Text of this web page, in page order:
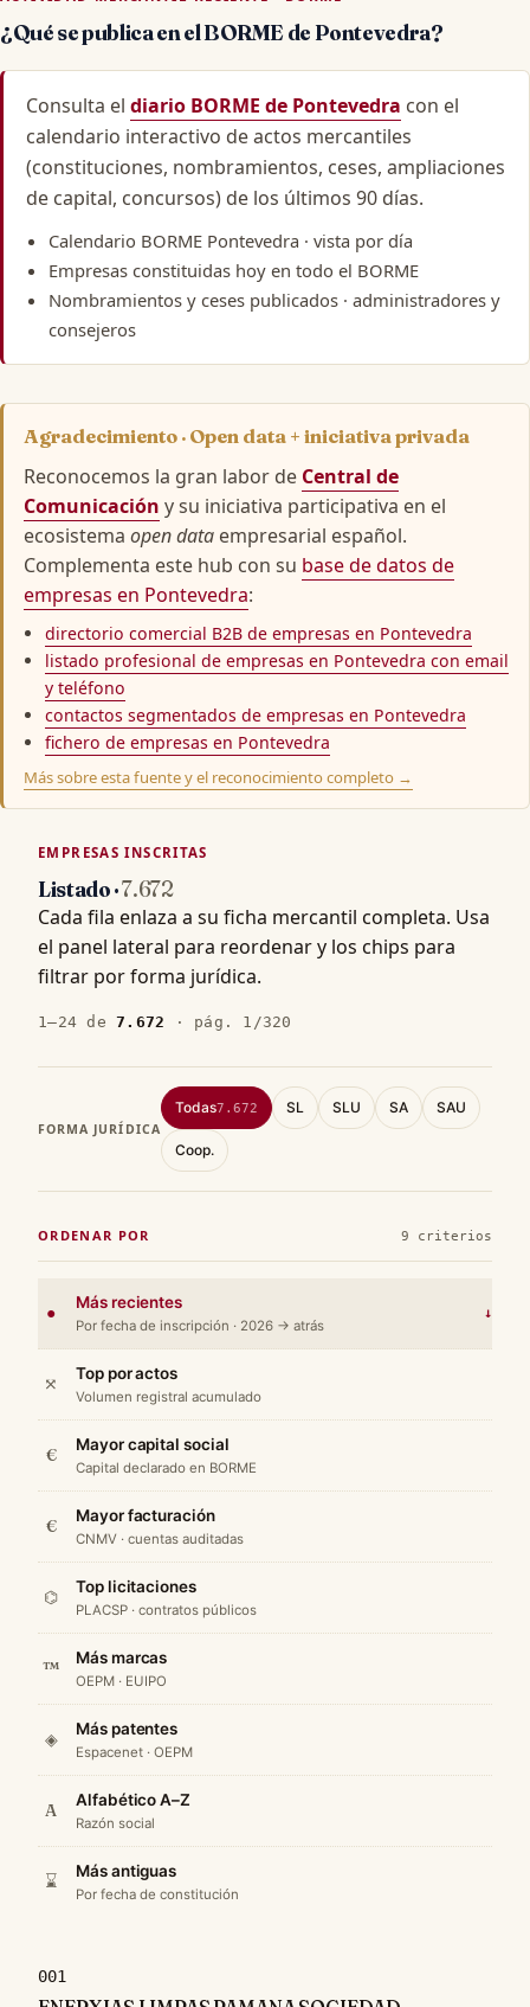
¿Qué se publica en el BORME de Pontevedra?
Consulta eldiario BORME de Pontevedra con el
calendario interactivo de actos mercantiles
(constituciones, nombramientos, ceses, ampliaciones
de capital, concursos) de los últimos 90 días.
Calendario BORME Pontevedra · vista por día
Empresas constituidas hoy en todo el BORME
Nombramientos y ceses publicados · administradores y
consejeros
Agradecimiento · Open data + iniciativa privada
Reconocemos la gran labor de Central de
Comunicación y su iniciativa participativa en el
ecosistema open dataempresarial español.
Complementa este hub con su base de datos de
empresas en Pontevedra:
directorio comercial B2B de empresas en Pontevedra
listado profesional de empresas en Pontevedra con email
y teléfono
contactos segmentados de empresas en Pontevedra
fichero de empresas en Pontevedra
Más sobre esta fuente y el reconocimiento completo →
EMPRESAS INSCRITAS
Listado ·7.672
Cada fila enlaza a su ficha mercantil completa. Usa
el panel lateral para reordenar y los chips para
filtrar por forma jurídica.
1–24 de 7.672 · pág. 1/320
FORMA JURÍDICA
Todas7.672 SL SLU SA SAU
Coop.
ORDENAR POR 9 criterios
● Más recientes
Por fecha de inscripción · 2026 → atrás
↓
⤧ Top por actos
Volumen registral acumulado
€ Mayor capital social
Capital declarado en BORME
€ Mayor facturación
CNMV · cuentas auditadas
⌬ Top licitaciones
PLACSP · contratos públicos
™ Más marcas
OEPM · EUIPO
◈ Más patentes
Espacenet · OEPM
A Alfabético A–Z
Razón social
⌛ Más antiguas
Por fecha de constitución
001